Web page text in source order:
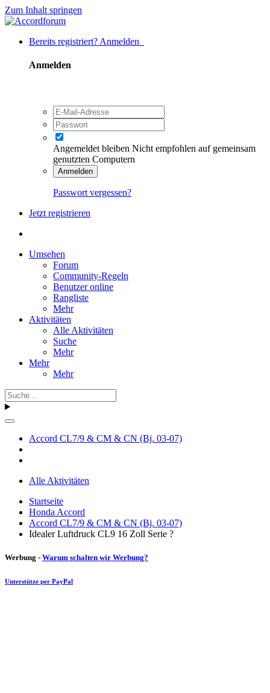
Zum Inhalt springen
Bereits registriert? Anmelden
Anmelden
Angemeldet bleiben Nicht empfohlen auf gemeinsam
genutzten Computern
Anmelden
Passwort vergessen?
Jetzt registrieren
Umsehen
Forum
Community-Regeln
Benutzer online
Rangliste
Mehr
Aktivitäten
Alle Aktivitäten
Suche
Mehr
Mehr
Mehr
Accord CL7/9 & CM & CN (Bj. 03-07)
Alle Aktivitäten
Startseite
Honda Accord
Accord CL7/9 & CM & CN (Bj. 03-07)
Idealer Luftdruck CL9 16 Zoll Serie ?
Werbung - Warum schalten wir Werbung?
Unterstütze per PayPal